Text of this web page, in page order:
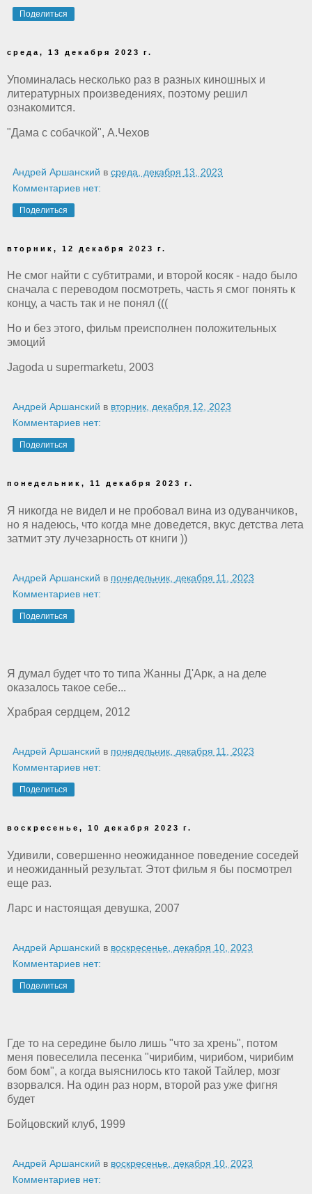
Поделиться
среда, 13 декабря 2023 г.
Упоминалась несколько раз в разных киношных и
литературных произведениях, поэтому решил
ознакомится.
"Дама с собачкой", А.Чехов
Андрей Аршанский в среда, декабря 13, 2023
Комментариев нет:
Поделиться
вторник, 12 декабря 2023 г.
Не смог найти с субтитрами, и второй косяк - надо было
сначала с переводом посмотреть, часть я смог понять к
концу, а часть так и не понял (((
Но и без этого, фильм преисполнен положительных
эмоций
Jagoda u supermarketu, 2003
Андрей Аршанский в вторник, декабря 12, 2023
Комментариев нет:
Поделиться
понедельник, 11 декабря 2023 г.
Я никогда не видел и не пробовал вина из одуванчиков,
но я надеюсь, что когда мне доведется, вкус детства лета
затмит эту лучезарность от книги ))
Андрей Аршанский в понедельник, декабря 11, 2023
Комментариев нет:
Поделиться
Я думал будет что то типа Жанны Д'Арк, а на деле
оказалось такое себе...
Храбрая сердцем, 2012
Андрей Аршанский в понедельник, декабря 11, 2023
Комментариев нет:
Поделиться
воскресенье, 10 декабря 2023 г.
Удивили, совершенно неожиданное поведение соседей
и неожиданный результат. Этот фильм я бы посмотрел
еще раз.
Ларс и настоящая девушка, 2007
Андрей Аршанский в воскресенье, декабря 10, 2023
Комментариев нет:
Поделиться
Где то на середине было лишь "что за хрень", потом
меня повеселила песенка "чирибим, чирибом, чирибим
бом бом", а когда выяснилось кто такой Тайлер, мозг
взорвался. На один раз норм, второй раз уже фигня
будет
Бойцовский клуб, 1999
Андрей Аршанский в воскресенье, декабря 10, 2023
Комментариев нет: